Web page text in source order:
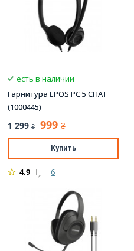
есть в наличии
Гарнитура EPOS PC 5 CHAT
(1000445)
1 299 ₴ 999 ₴
Купить
4.9 6